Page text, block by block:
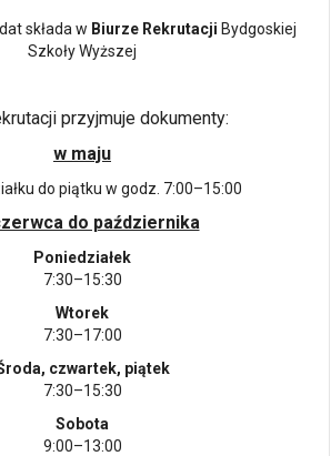
składa w Biurze Rekrutacji Bydgoskiej
Szkoły Wyższej
przyjmuje dokumenty:
w maju
do piątku w godz. 7:00–15:00
do października
Poniedziałek
7:30–15:30
Wtorek
7:30–17:00
czwartek, piątek
7:30–15:30
Sobota
9:00–13:00